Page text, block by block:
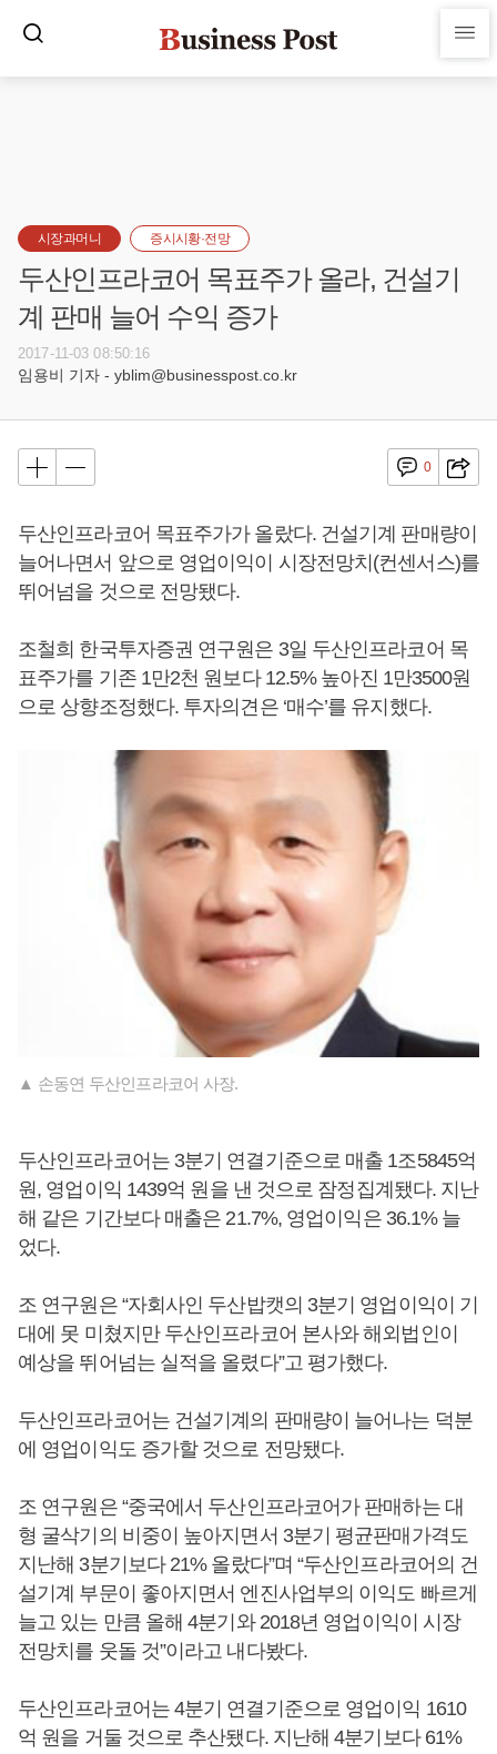
시장과머니 증시시황·전망
두산인프라코어 목표주가 올라, 건설기
계 판매 늘어 수익 증가
2017-11-03 08:50:16
임용비 기자 - yblim@businesspost.co.kr
0
두산인프라코어 목표주가가 올랐다. 건설기계 판매량이
늘어나면서 앞으로 영업이익이 시장전망치(컨센서스)를
뛰어넘을 것으로 전망됐다.
조철희 한국투자증권 연구원은 3일 두산인프라코어 목
표주가를 기존 1만2천 원보다 12.5% 높아진 1만3500원
으로 상향조정했다. 투자의견은 ‘매수’를 유지했다.
▲ 손동연 두산인프라코어 사장.
두산인프라코어는 3분기 연결기준으로 매출 1조5845억
원, 영업이익 1439억 원을 낸 것으로 잠정집계됐다. 지난
해 같은 기간보다 매출은 21.7%, 영업이익은 36.1% 늘
었다.
조 연구원은 “자회사인 두산밥캣의 3분기 영업이익이 기
대에 못 미쳤지만 두산인프라코어 본사와 해외법인이
예상을 뛰어넘는 실적을 올렸다”고 평가했다.
두산인프라코어는 건설기계의 판매량이 늘어나는 덕분
에 영업이익도 증가할 것으로 전망됐다.
조 연구원은 “중국에서 두산인프라코어가 판매하는 대
형 굴삭기의 비중이 높아지면서 3분기 평균판매가격도
지난해 3분기보다 21% 올랐다”며 “두산인프라코어의 건
설기계 부문이 좋아지면서 엔진사업부의 이익도 빠르게
늘고 있는 만큼 올해 4분기와 2018년 영업이익이 시장
전망치를 웃돌 것”이라고 내다봤다.
두산인프라코어는 4분기 연결기준으로 영업이익 1610
억 원을 거둘 것으로 추산됐다. 지난해 4분기보다 61%